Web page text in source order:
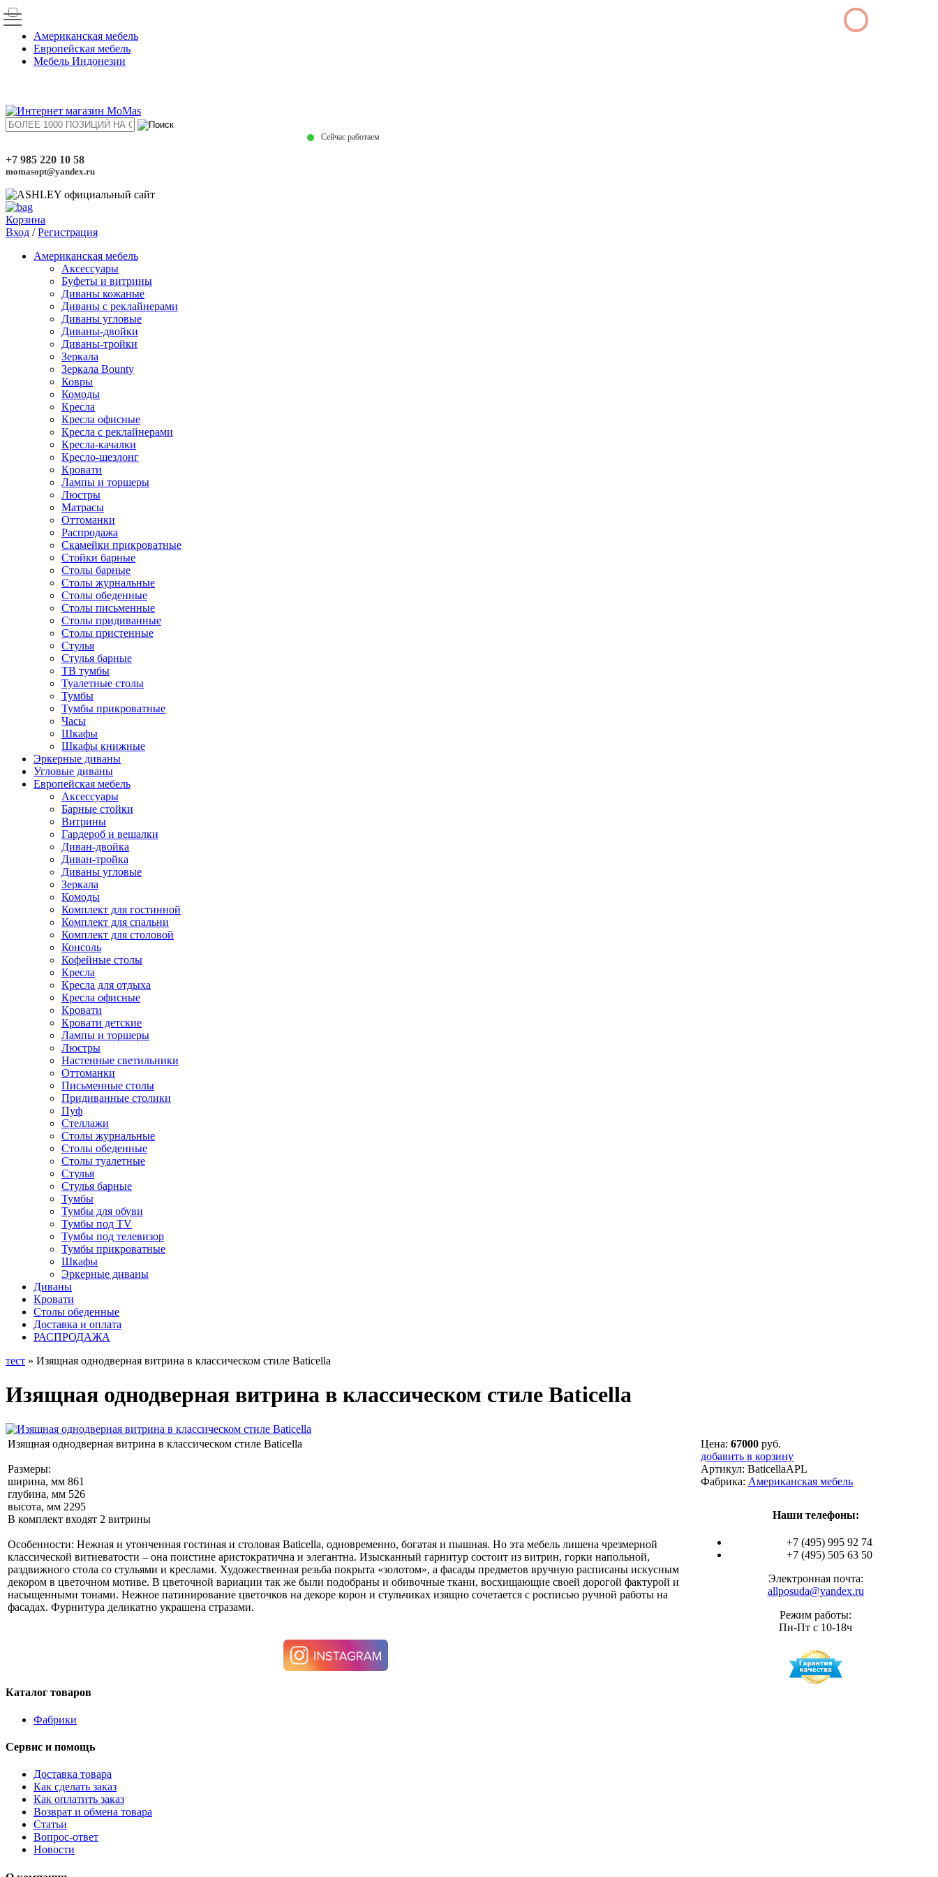
Американская мебель
Европейская мебель
Мебель Индонезии
Сейчас работаем
+7 985 220 10 58
momasopt@yandex.ru
Корзина
Вход /Регистрация
Американская мебель
Аксессуары
Буфеты и витрины
Диваны кожаные
Диваны с реклайнерами
Диваны угловые
Диваны-двойки
Диваны-тройки
Зеркала
Зеркала Bounty
Ковры
Комоды
Кресла
Кресла офисные
Кресла с реклайнерами
Кресла-качалки
Кресло-шезлонг
Кровати
Лампы и торшеры
Люстры
Матрасы
Оттоманки
Распродажа
Скамейки прикроватные
Стойки барные
Столы барные
Столы журнальные
Столы обеденные
Столы письменные
Столы придиванные
Столы пристенные
Стулья
Стулья барные
ТВ тумбы
Туалетные столы
Тумбы
Тумбы прикроватные
Часы
Шкафы
Шкафы книжные
Эркерные диваны
Угловые диваны
Европейская мебель
Аксессуары
Барные стойки
Витрины
Гардероб и вешалки
Диван-двойка
Диван-тройка
Диваны угловые
Зеркала
Комоды
Комплект для гостинной
Комплект для спальни
Комплект для столовой
Консоль
Кофейные столы
Кресла
Кресла для отдыха
Кресла офисные
Кровати
Кровати детские
Лампы и торшеры
Люстры
Настенные светильники
Оттоманки
Письменные столы
Придиванные столики
Пуф
Стеллажи
Столы журнальные
Столы обеденные
Столы туалетные
Стулья
Стулья барные
Тумбы
Тумбы для обуви
Тумбы под TV
Тумбы под телевизор
Тумбы прикроватные
Шкафы
Эркерные диваны
Диваны
Кровати
Столы обеденные
Доставка и оплата
РАСПРОДАЖА
тест » Изящная однодверная витрина в классическом стиле Baticella
Изящная однодверная витрина в классическом стиле Baticella
Изящная однодверная витрина в классическом стиле Baticella
Размеры:
ширина, мм 861
глубина, мм 526
высота, мм 2295
В комплект входят 2 витрины
Особенности: Нежная и утонченная гостиная и столовая Baticella, одновременно, богатая и пышная. Но эта мебель лишена чрезмерной
классической витиеватости – она поистине аристократична и элегантна. Изысканный гарнитур состоит из витрин, горки напольной,
раздвижного стола со стульями и креслами. Художественная резьба покрыта «золотом», а фасады предметов вручную расписаны искусным
декором в цветочном мотиве. В цветочной вариации так же были подобраны и обивочные ткани, восхищающие своей дорогой фактурой и
насыщенными тонами. Нежное патинирование цветочков на декоре корон и стульчиках изящно сочетается с росписью ручной работы на
фасадах. Фурнитура деликатно украшена стразами.
Цена: 67000 руб.
добавить в корзину
Артикул: BaticellaAPL
Фабрика: Американская мебель
Наши телефоны:
+7 (495) 995 92 74
+7 (495) 505 63 50
Электронная почта:
allposuda@yandex.ru
Режим работы:
Пн-Пт с 10-18ч
Каталог товаров
Фабрики
Сервис и помощь
Доставка товара
Как сделать заказ
Как оплатить заказ
Возврат и обмена товара
Статьи
Вопрос-ответ
Новости